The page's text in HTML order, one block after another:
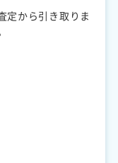
定から引き取りま